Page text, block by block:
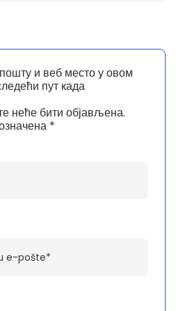
неће бити објављена.
*
и веб место у овом
пут када